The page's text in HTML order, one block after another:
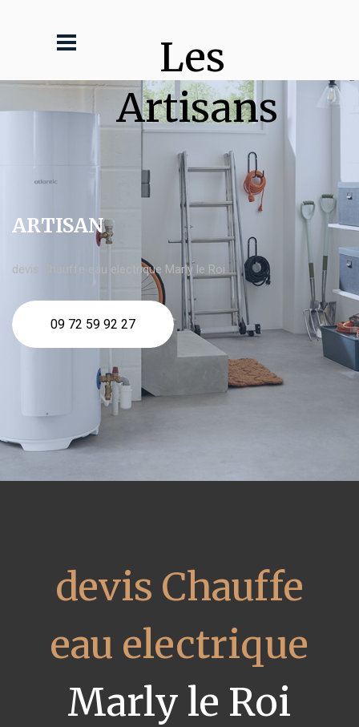
Les
Artisans
ARTISAN
devis Chauffe eau electrique Marly le Roi
09 72 59 92 27
devis Chauffe
eau electrique
Marly le Roi